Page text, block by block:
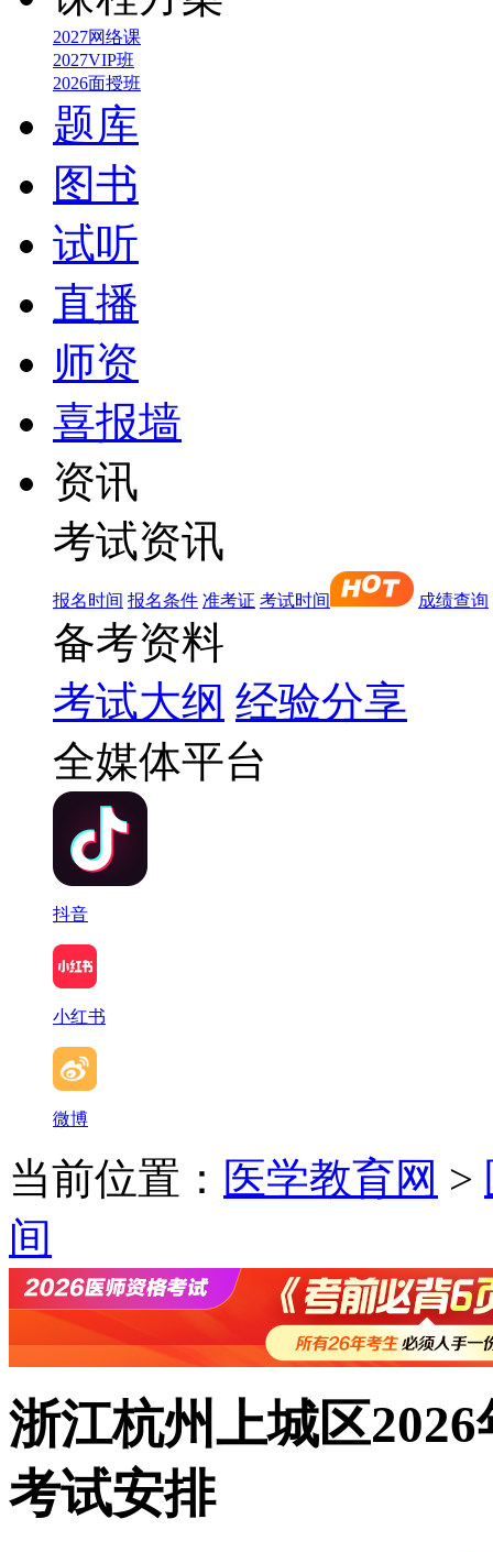
2027网络课
2027VIP班
2026面授班
题库
图书
试听
直播
师资
喜报墙
资讯
考试资讯
报名时间 报名条件 准考证 考试时间 成绩查询
备考资料
考试大纲 经验分享
全媒体平台
抖音
小红书
微博
当前位置： 医学教育网 >
间
浙江杭州上城区
考试安排